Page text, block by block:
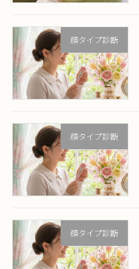
顔タイプ診断
顔タイプ診断
顔タイプ診断